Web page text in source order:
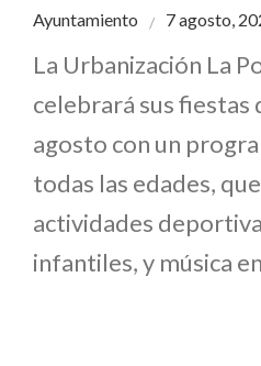
Ayuntamiento 7 agosto,
La Urbanización La
celebrará sus fiestas
agosto con un
todas las edades,
actividades
infantiles, y música